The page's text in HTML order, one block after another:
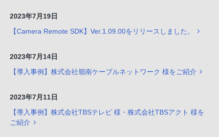
2023年7月19日
【Camera Remote SDK】Ver.1.09.00をリリースしました。
2023年7月14日
【導入事例】株式会社嶺南ケーブルネットワーク 様をご紹介
2023年7月11日
【導入事例】株式会社TBSテレビ 様・株式会社TBSアクト 様を
ご紹介